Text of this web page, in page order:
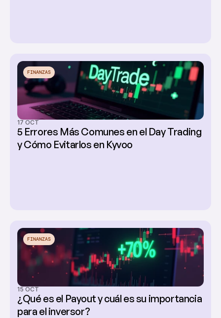
FINANZAS
17 OCT
5 Errores Más Comunes en el Day Trading
y Cómo Evitarlos en Kyvoo
FINANZAS
15 OCT
¿Qué es el Payout y cuál es su importancia
para el inversor?